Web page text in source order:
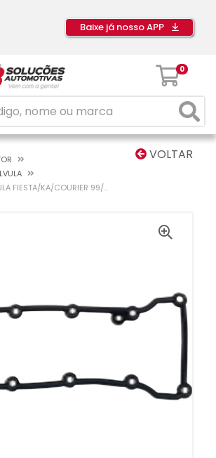
Baixe já nosso APP
0
VOLTAR
FIESTA/KA/COURIER 99/...